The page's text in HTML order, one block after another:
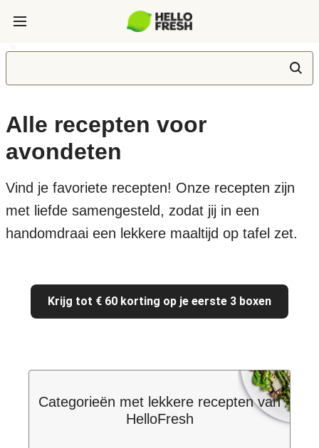
Alle recepten voor
avondeten
Vind je favoriete recepten! Onze recepten zijn
met liefde samengesteld, zodat jij in een
handomdraai een lekkere maaltijd op tafel zet.
Krijg tot € 60 korting op je eerste 3 boxen
Categorieën met lekkere recepten van
HelloFresh